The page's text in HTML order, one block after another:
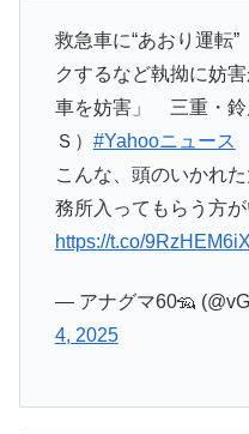
救急車に“あおり運
クするなど執拗に妨
車を妨害」 三重・鈴
Ｓ） #Yahooニュース
こんな、頭のいかれ
務所入ってもらう方
https://t.co/
— アナグマ60🦡
4, 2025